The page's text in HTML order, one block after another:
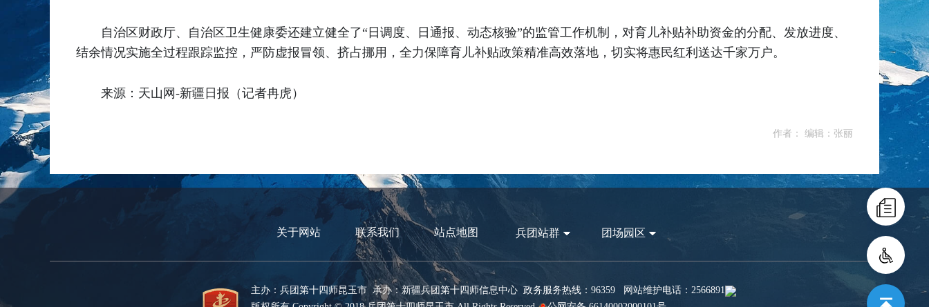
自治区财政厅、自治区卫生健康委还建立健全了“日调度、日通报、动态核验”的监管工作机制，对育儿补贴补助资金的分配、发放进度、
结余情况实施全过程跟踪监控，严防虚报冒领、挤占挪用，全力保障育儿补贴政策精准高效落地，切实将惠民红利送达千家万户。
来源：天山网-新疆日报（记者冉虎）
作者： 编辑：张丽
关于网站 联系我们 站点地图 兵团站群 团场园区
主办：兵团第十四师昆玉市 承办：新疆兵团第十四师信息中心 政务服务热线：96359 网站维护电话：2566891